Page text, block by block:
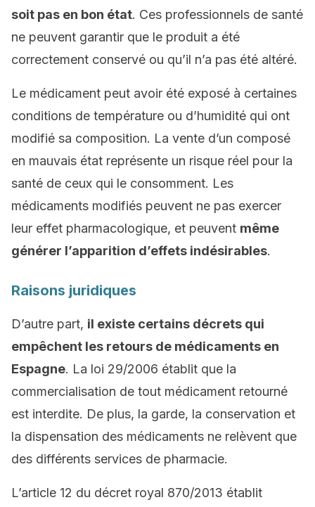
soit pas en bon état. Ces professionnels de santé
ne peuvent garantir que le produit a été
correctement conservé ou qu’il n’a pas été altéré.
Le médicament peut avoir été exposé à certaines
conditions de température ou d’humidité qui ont
modifié sa composition. La vente d’un composé
en mauvais état représente un risque réel pour la
santé de ceux qui le consomment. Les
médicaments modifiés peuvent ne pas exercer
leur effet pharmacologique, et peuvent même
générer l’apparition d’effets indésirables.
Raisons juridiques
D’autre part, il existe certains décrets qui
empêchent les retours de médicaments en
Espagne. La loi 29/2006 établit que la
commercialisation de tout médicament retourné
est interdite. De plus, la garde, la conservation et
la dispensation des médicaments ne relèvent que
des différents services de pharmacie.
L’article 12 du décret royal 870/2013 établit